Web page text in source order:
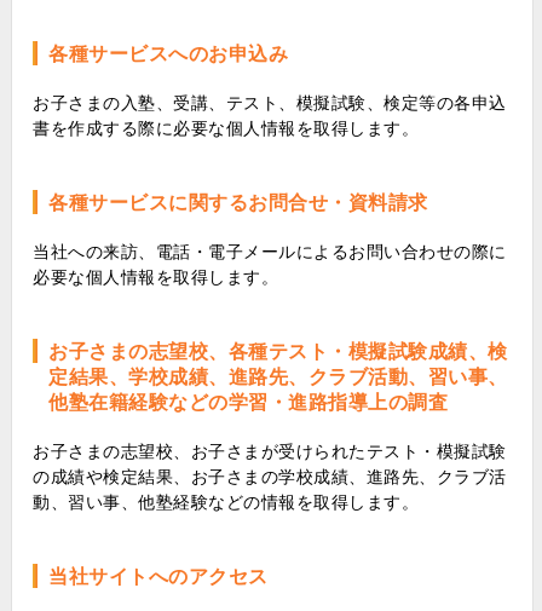
各種サービスへのお申込み
お子さまの入塾、受講、テスト、模擬試験、検定等の各申込
書を作成する際に必要な個人情報を取得します。
各種サービスに関するお問合せ・資料請求
当社への来訪、電話・電子メールによるお問い合わせの際に
必要な個人情報を取得します。
お子さまの志望校、各種テスト・模擬試験成績、検
定結果、学校成績、進路先、クラブ活動、習い事、
他塾在籍経験などの学習・進路指導上の調査
お子さまの志望校、お子さまが受けられたテスト・模擬試験
の成績や検定結果、お子さまの学校成績、進路先、クラブ活
動、習い事、他塾経験などの情報を取得します。
当社サイトへのアクセス